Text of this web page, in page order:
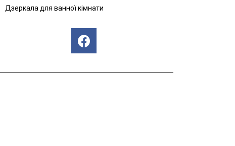
Дзеркала для ванної кімнати